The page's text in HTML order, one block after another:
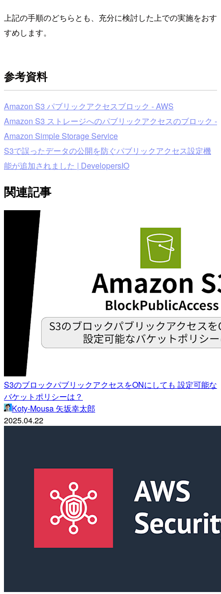
上記の手順のどちらとも、充分に検討した上での実施をおす
すめします。
参考資料
Amazon S3 パブリックアクセスブロック - AWS
Amazon S3 ストレージへのパブリックアクセスのブロック -
Amazon Simple Storage Service
S3で誤ったデータの公開を防ぐパブリックアクセス設定機
能が追加されました | DevelopersIO
関連記事
S3のブロックパブリックアクセスをONにしても 設定可能な
バケットポリシーは？
Koty-Mousa 矢坂幸太郎
2025.04.22